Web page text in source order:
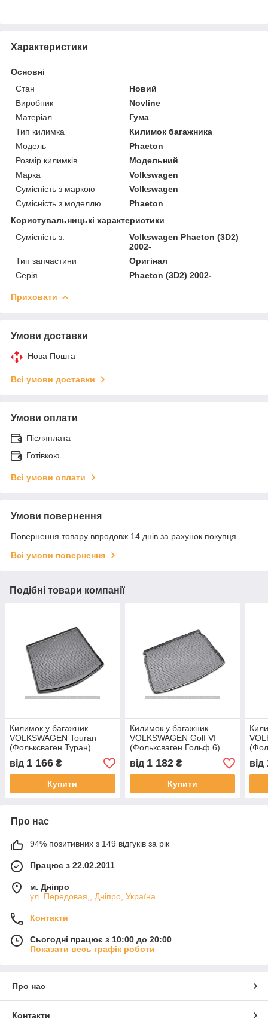
Характеристики
Основні
Стан
Новий
Виробник
Novline
Матеріал
Гума
Тип килимка
Килимок багажника
Модель
Phaeton
Розмір килимків
Модельний
Марка
Volkswagen
Сумісність з маркою
Volkswagen
Сумісність з моделлю
Phaeton
Користувальницькі характеристики
Сумісність з:
Volkswagen Phaeton (3D2)
2002-
Тип запчастини
Оригінал
Серія
Phaeton (3D2) 2002-
Приховати
Умови доставки
Нова Пошта
Всі умови доставки
Умови оплати
Післяплата
Готівкою
Всі умови оплати
Умови повернення
Повернення товару впродовж 14 днів за рахунок покупця
Всі умови повернення
Подібні товари компанії
Килимок у багажник
VOLKSWAGEN Touran
(Фольксваген Туран)
від 1 166 ₴
Купити
Килимок у багажник
VOLKSWAGEN Golf VI
(Фольксваген Гольф 6)
від 1 182₴
Купити
від
Про нас
94% позитивних з 149 відгуків за рік
Працює з 22.02.2011
м. Дніпро
ул. Передовая,, Дніпро, Україна
Контакти
Сьогодні працює з 10:00 до 20:00
Показати весь графік роботи
Про нас
Контакти